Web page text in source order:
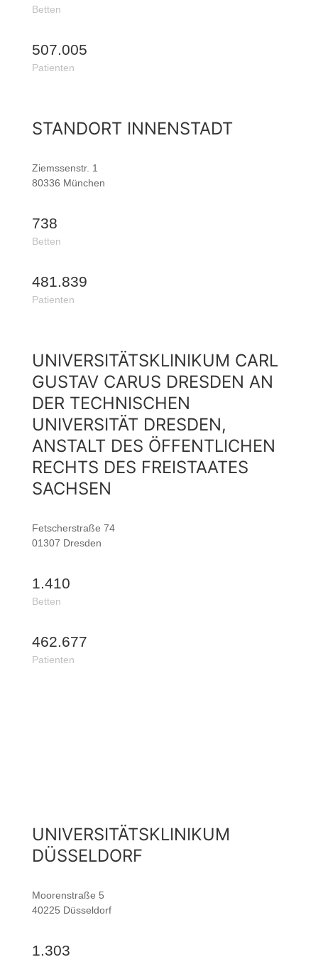
Betten
507.005
Patienten
STANDORT INNENSTADT
Ziemssenstr. 1
80336 München
738
Betten
481.839
Patienten
UNIVERSITÄTSKLINIKUM CARL
GUSTAV CARUS DRESDEN AN
DER TECHNISCHEN
UNIVERSITÄT DRESDEN,
ANSTALT DES ÖFFENTLICHEN
RECHTS DES FREISTAATES
SACHSEN
Fetscherstraße 74
01307 Dresden
1.410
Betten
462.677
Patienten
UNIVERSITÄTSKLINIKUM
DÜSSELDORF
Moorenstraße 5
40225 Düsseldorf
1.303